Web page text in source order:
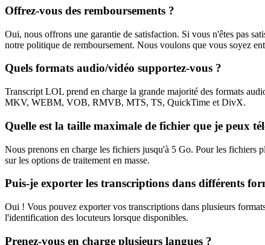
Offrez-vous des remboursements ?
Oui, nous offrons une garantie de satisfaction. Si vous n'êtes pas
notre politique de remboursement. Nous voulons que vous soyez
Quels formats audio/vidéo supportez-vous ?
Transcript LOL prend en charge la grande majorité des formats
MKV, WEBM, VOB, RMVB, MTS, TS, QuickTime et DivX.
Quelle est la taille maximale de fichier que je peux
Nous prenons en charge les fichiers jusqu'à 5 Go. Pour les fichiers
sur les options de traitement en masse.
Puis-je exporter les transcriptions dans différents
Oui ! Vous pouvez exporter vos transcriptions dans plusieurs
l'identification des locuteurs lorsque disponibles.
Prenez-vous en charge plusieurs langues ?